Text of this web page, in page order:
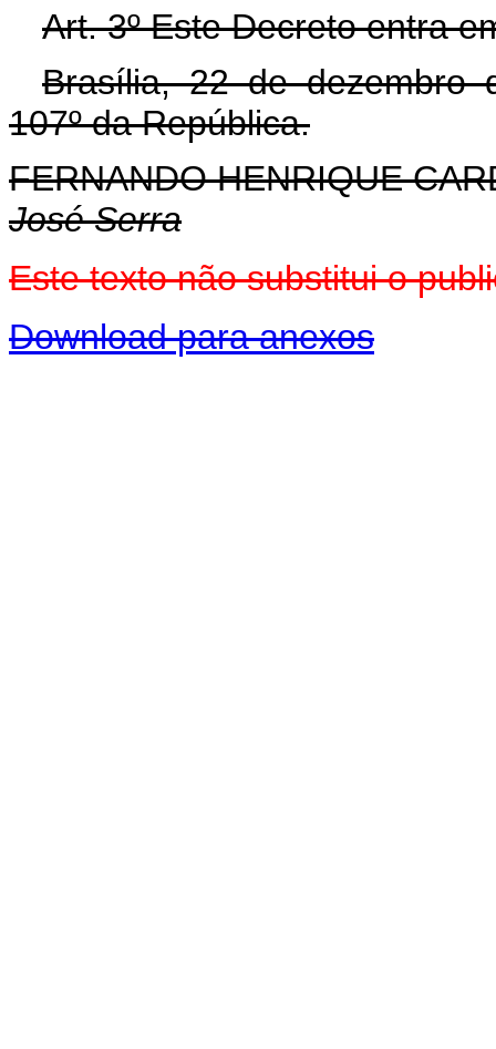
Art. 3º Este Decreto entra
Brasília, 22 de dezembro
107º da República.
FERNANDO HENRIQUE
José Serra
Este texto não substitui o
Download para anexos